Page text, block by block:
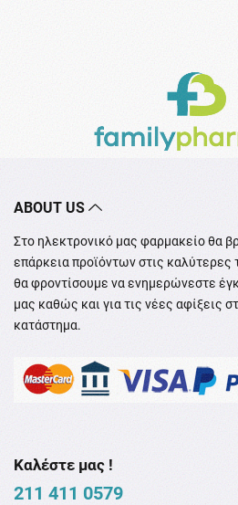
ABOUT US
Στο ηλεκτρονικό μας φαρμακείο θα
επάρκεια προϊόντων στις καλύτερες
θα φροντίσουμε να ενημερώνεστε
μας καθώς και για τις νέες αφίξεις
κατάστημα.
Καλέστε μας !
211 411 0579